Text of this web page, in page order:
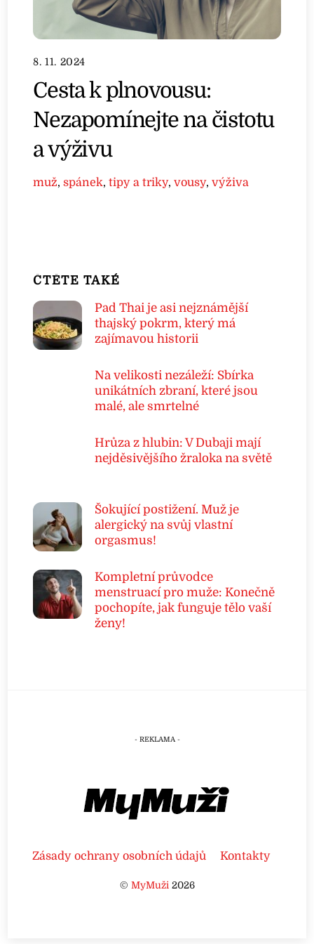
8. 11. 2024
Cesta k plnovousu:
Nezapomínejte na čistotu
a výživu
muž,spánek,tipy a triky,vousy,výživa
ČTĚTE TAKÉ
Pad Thai je asi nejznámější
thajský pokrm, který má
zajímavou historii
Na velikosti nezáleží: Sbírka
unikátních zbraní, které jsou
malé, ale smrtelné
Hrůza z hlubin: V Dubaji mají
nejděsivějšího žraloka na světě
Šokující postižení. Muž je
alergický na svůj vlastní
orgasmus!
Kompletní průvodce
menstruací pro muže: Konečně
pochopíte, jak funguje tělo vaší
ženy!
Zásady ochrany osobních údajů Kontakty
© MyMuži 2026